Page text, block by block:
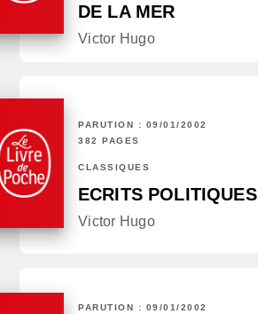
DE LA MER
Victor Hugo
PARUTION : 09/01/2002
382 PAGES
CLASSIQUES
ECRITS POLITIQUES
Victor Hugo
PARUTION : 09/01/2002